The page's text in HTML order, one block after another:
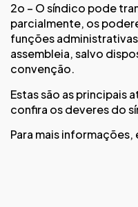
2o – O síndico pode
parcialmente, os
funções
assembleia, salvo
convenção.
Estas são as principais
confira osdeveres do
Para mais informações,